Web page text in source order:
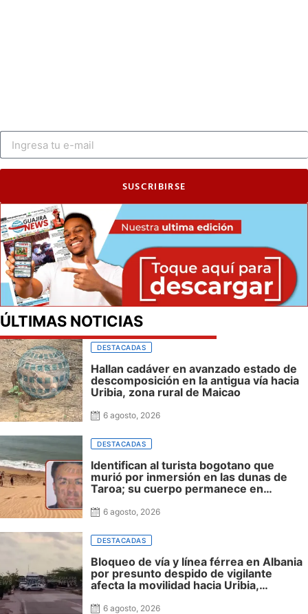
SUSCRIBIRSE
ÚLTIMAS NOTICIAS
DESTACADAS
Hallan cadáver en avanzado estado de
descomposición en la antigua vía hacia
Uribia, zona rural de Maicao
6 agosto, 2026
DESTACADAS
Identifican al turista bogotano que
murió por inmersión en las dunas de
Taroa; su cuerpo permanece en
6 agosto, 2026
DESTACADAS
Bloqueo de vía y línea férrea en Albania
por presunto despido de vigilante
afecta la movilidad hacia Uribia,
6 agosto, 2026